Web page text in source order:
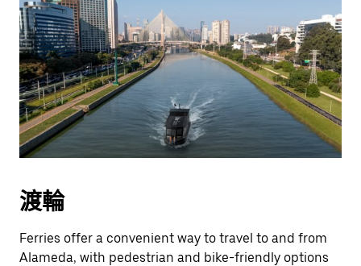
渡輪
Ferries offer a convenient way to travel to and from
Alameda, with pedestrian and bike-friendly options